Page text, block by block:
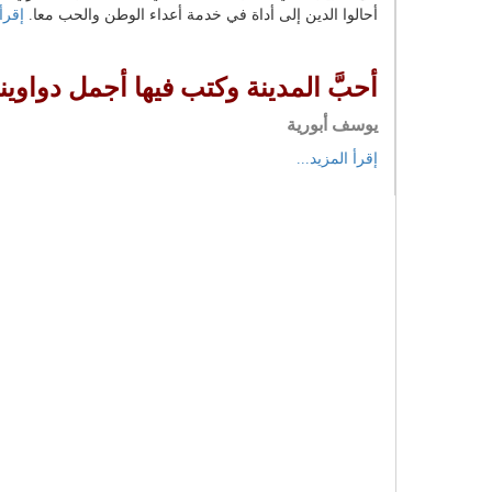
أحالوا الدين إلى أداة في خدمة أعداء الوطن والحب معا.
أحبَّ المدينة وكتب فيها أجمل
يوسف أبورية
إقرأ المزيد...